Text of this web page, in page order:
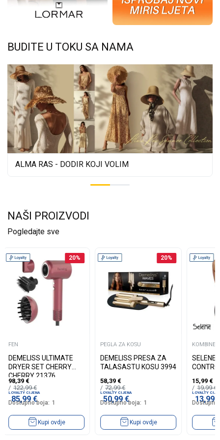
BUDITE U TOKU SA NAMA
ALMA RAS - DODIR KOJI VOLIM
NAŠI PROIZVODI
Pogledajte sve
20%
FEN
DEMELISS ULTIMATE
DRYER SET CHERRY
CHERRY 21376
98,39 €
122,99€
LOYALTY CIJENA
85,99€
Dostupno boja: 1
Kupi ovdje
20%
PEGLA ZA KOSU
DEMELISS PRESA ZA
TALASASTU KOSU 3994
58,39 €
72,99€
LOYALTY CIJENA
50,99€
Dostupno boja: 1
Kupi ovdje
SELENE
15,99 €
19,99€
LOYALTY
13,99
Dostupno